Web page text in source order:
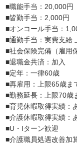
■職能手当：20,000円
■皆勤手当：2,000円
■オンコール手当：
■通勤手当：実費支給
■社会保険完備（雇用
■退職金共済：加入
■定年：一律60歳
■再雇用：上限65歳ま
■勤務延長：上限70歳
■育児休暇取得実績：
■介護休暇取得実績：
■U・Iターン歓迎
■介護職員処遇改善加